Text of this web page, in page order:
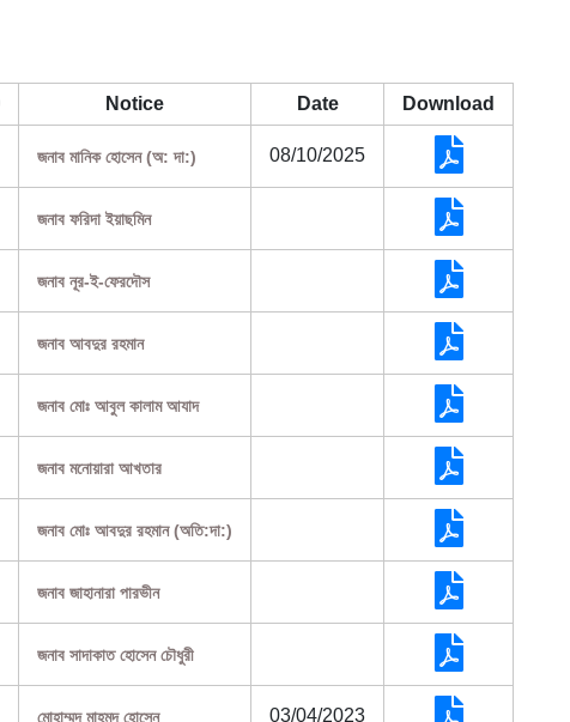
Notice Date Download
জনাব মানিক হোসেন (অ: দা:) 08/10/2025
জনাব ফরিদা ইয়াছমিন
জনাব নূর-ই-ফেরদৌস
জনাব আবদুর রহমান
জনাব মোঃ আবুল কালাম আযাদ
জনাব মনোয়ারা আখতার
জনাব মোঃ আবদুর রহমান (অতি:দা:)
জনাব জাহানারা পারভীন
জনাব সাদাকাত হোসেন চৌধুরী
মোহাম্মদ মাহমুদ হোসেন 03/04/2023